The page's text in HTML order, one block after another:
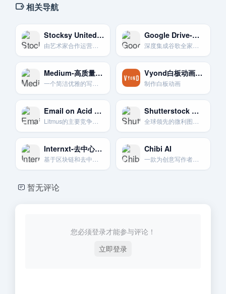
相关导航
Stocksy United 精品艺术图库
由艺术家合作运营的高品质艺术摄影和视频库。风格真实自然。
Google Drive-谷歌生态核心
深度集成谷歌全家桶。提供15GB免费空间和强大的在线协作与搜索功能。 [1, 2]
Medium-高质量内容发布平台
一个简洁优雅的写作和阅读平台。通过其合作伙伴计划可以实现内容变现。
Vyond白板动画制作
制作白板动画
Email on Acid 邮件测试
Litmus的主要竞争对手，提供全面的邮件发送前测试和预览服务。
Shutterstock 全球大型微图库
全球领先的微利图片库。素材种类和数量极为丰富。涵盖各种风格。
Internxt-去中心化加密存储
基于区块链和去中心化理念构建。提供零知识加密和高度的数据冗余。
Chibi AI
一款为创意写作者设计的极简AI工具，强调作者与AI的协作，而非完全替代。
暂无评论
您必须登录才能参与评论！
立即登录